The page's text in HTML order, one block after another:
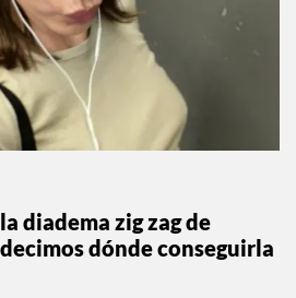
diadema zig zag de
dónde conseguirla